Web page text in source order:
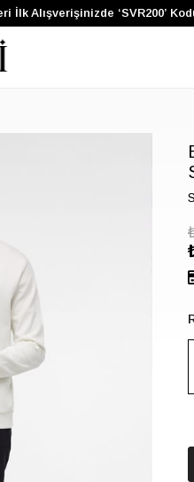
Alışverişinizde ‘SVR200’